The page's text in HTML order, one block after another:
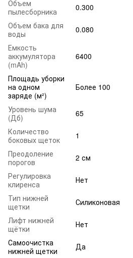
Объем
пылесборника
0.300
Объем бака для
воды
0.080
Емкость
аккумулятора
(mAh)
6400
Площадь уборки
на одном
заряде (м²)
Более 100
Уровень шума
(Дб)
65
Количество
боковых щеток
1
Преодоление
порогов
2 см
Регулировка
клиренса
Нет
Тип нижней
щетки
Силиконовая
Лифт нижней
щётки
Нет
Самоочистка
нижней щетки
Да